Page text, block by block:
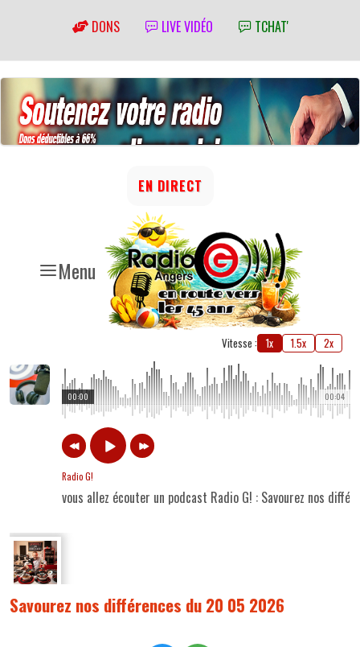
DONS LIVE VIDÉO TCHAT'
Menu
EN DIRECT
Vitesse : 1x 1.5x 2x
00:04
00:00
Radio G!
vous allez écouter un podcast Radio G! : Savourez nos
Savourez nos différences du 20 05 2026